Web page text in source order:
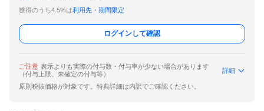
獲得のうち4.5%は利用先・期間限定
ログインして確認
ご注意 表示よりも実際の付与数・付与率が少ない場合があります
（付与上限、未確定の付与等）
詳細
原則税抜価格が対象です。特典詳細は内訳でご確認ください。